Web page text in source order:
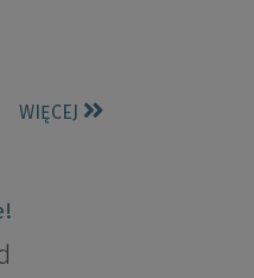
WIĘCEJ